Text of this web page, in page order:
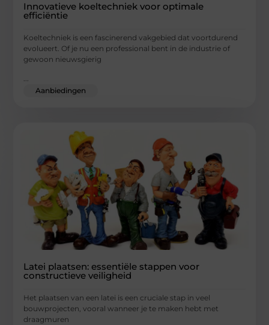
Innovatieve koeltechniek voor optimale
efficiëntie
Koeltechniek is een fascinerend vakgebied dat voortdurend
evolueert. Of je nu een professional bent in de industrie of
gewoon nieuwsgierig
...
Aanbiedingen
Latei plaatsen: essentiële stappen voor
constructieve veiligheid
Het plaatsen van een latei is een cruciale stap in veel
bouwprojecten, vooral wanneer je te maken hebt met
draagmuren